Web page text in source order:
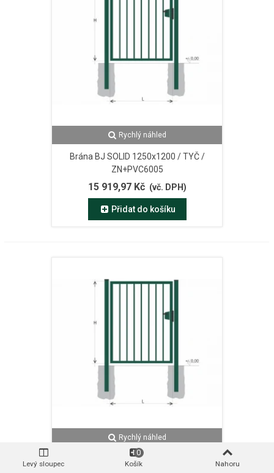
Rychlý náhled
Brána BJ SOLID 1250x1200 / TYČ /
ZN+PVC6005
15 919,97 Kč (vč. DPH)
Přidat do košíku
Rychlý náhled
Brána BJ SOLID 1500x1000 / TYČ /
Levý sloupec Košík
0
Nahoru